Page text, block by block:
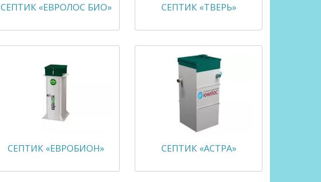
СЕПТИК «ЕВРОЛОС БИО» СЕПТИК «ТВЕРЬ»
СЕПТИК «ЕВРОБИОН» СЕПТИК «АСТРА»